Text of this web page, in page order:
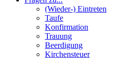
(Wieder-) Eintreten
Taufe
Konfirmation
Trauung
Beerdigung
Kirchensteuer